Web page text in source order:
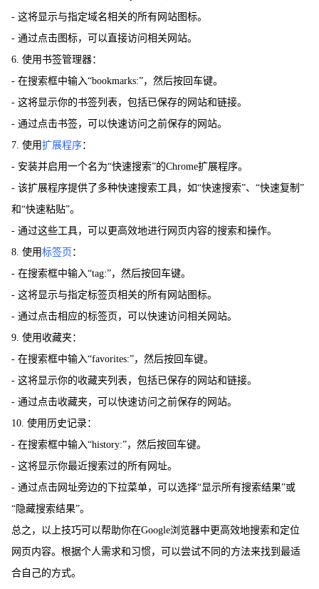
- 这将显示与指定域名相关的所有网站图标。
- 通过点击图标，可以直接访问相关网站。
6. 使用书签管理器：
- 在搜索框中输入“bookmarks:”，然后按回车键。
- 这将显示你的书签列表，包括已保存的网站和链接。
- 通过点击书签，可以快速访问之前保存的网站。
7. 使用扩展程序：
- 安装并启用一个名为“快速搜索”的Chrome扩展程序。
- 该扩展程序提供了多种快速搜索工具，如“快速搜索”、“快速复制”
和“快速粘贴”。
- 通过这些工具，可以更高效地进行网页内容的搜索和操作。
8. 使用标签页 ：
- 在搜索框中输入“tag:”，然后按回车键。
- 这将显示与指定标签页相关的所有网站图标。
- 通过点击相应的标签页，可以快速访问相关网站。
9. 使用收藏夹：
- 在搜索框中输入“favorites:”，然后按回车键。
- 这将显示你的收藏夹列表，包括已保存的网站和链接。
- 通过点击收藏夹，可以快速访问之前保存的网站。
10. 使用历史记录：
- 在搜索框中输入“history:”，然后按回车键。
- 这将显示你最近搜索过的所有网址。
- 通过点击网址旁边的下拉菜单，可以选择“显示所有搜索结果”或
“隐藏搜索结果”。
总之，以上技巧可以帮助你在Google浏览器中更高效地搜索和定位
网页内容。根据个人需求和习惯，可以尝试不同的方法来找到最适
合自己的方式。